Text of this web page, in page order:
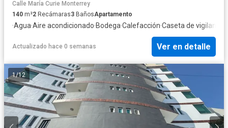
Calle María Curie Monterrey
140 m²2 Recámaras3 BañosApartamento
·Agua·Aire acondicionado·Bodega·Calefacción·Caseta de vigilancia
Actualizado hace 0 semanas Ver en detalle
1/12